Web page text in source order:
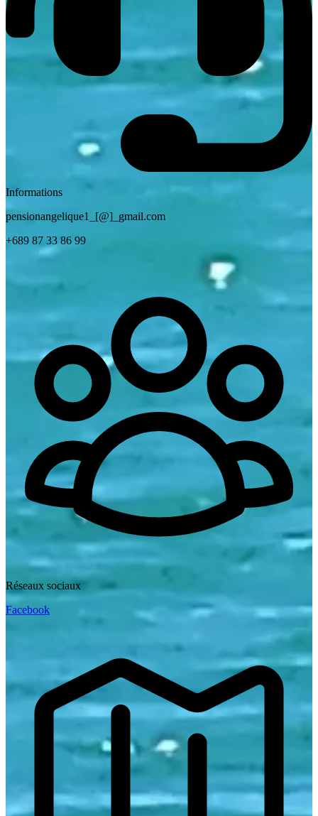
Informations
pensionangelique1
_[@]_ gmail.com
+689 87 33 86 99
Réseaux sociaux
Facebook